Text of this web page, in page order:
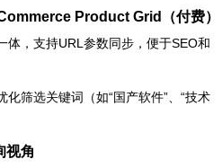
Product Grid（付费）
体，支持URL参数同步，便于SEO和
化筛选关键词（如“国产软件”、“技术
视角